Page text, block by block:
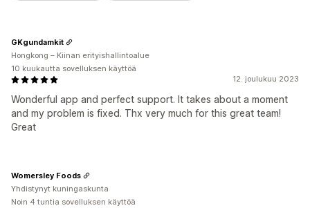
12. joulukuu 2023
Wonderful app and perfect support. It takes about a moment
and my problem is fixed. Thx very much for this great team!
Great
GKgundamkit
Hongkong – Kiinan erityishallintoalue
10 kuukautta sovelluksen käyttöä
Womersley Foods
Yhdistynyt kuningaskunta
Noin 4 tuntia sovelluksen käyttöä